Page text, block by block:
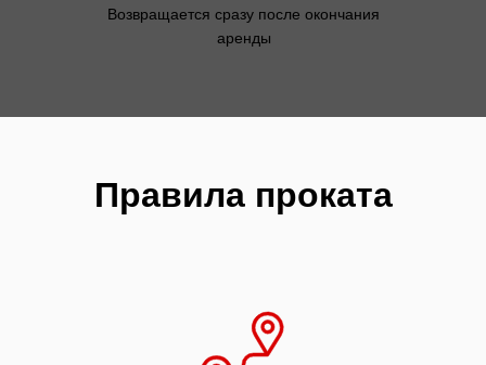
Возвращается сразу после окончания
аренды
Правила проката